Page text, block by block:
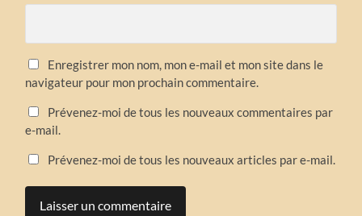
Enregistrer mon nom, mon e-mail et mon site dans le
navigateur pour mon prochain commentaire.
Prévenez-moi de tous les nouveaux commentaires par
e-mail.
Prévenez-moi de tous les nouveaux articles par e-mail.